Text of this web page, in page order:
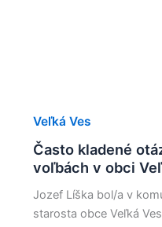
Veľká Ves
Často kladené
voľbách v obci
Jozef Líška bol/a v
starosta obce Veľká